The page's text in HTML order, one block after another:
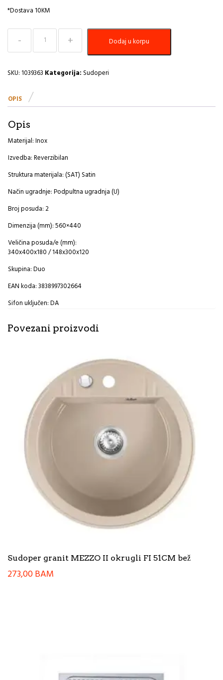
*Dostava 10KM
Sudoper
560x440
Duo
A
Dodaj u korpu
SKU: 1039363 Kategorija: Sudoperi
OPIS
Opis
Materijal: Inox
Izvedba: Reverzibilan
Struktura materijala: (SAT) Satin
Način ugradnje: Podpultna ugradnja (U)
Broj posuda: 2
Dimenzija (mm): 560×440
Veličina posuda/e (mm):
340x400x180 / 148x300x120
Skupina: Duo
EAN koda: 3838997302664
Sifon uključen: DA
Povezani proizvodi
Sudoper granit MEZZO II okrugli FI 51CM bež
273,00BAM